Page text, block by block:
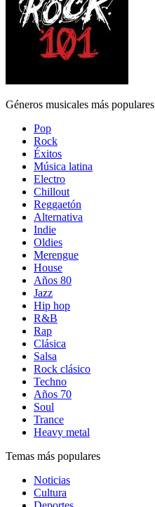
Géneros musicales más populares
Pop
Rock
Éxitos
Música latina
Electro
Chillout
Reggaetón
Alternativa
Indie
Oldies
Merengue
House
Años 80
Jazz
Hip hop
R&B
Rap
Clásica
Salsa
Rock clásico
Techno
Años 70
Soul
Trance
Heavy metal
Temas más populares
Noticias
Cultura